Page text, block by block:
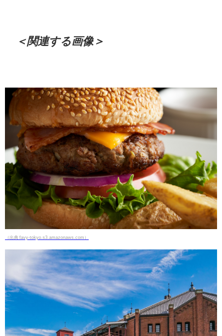
＜関連する画像＞
（出典 favy-tokyo.s3.amazonaws.com）